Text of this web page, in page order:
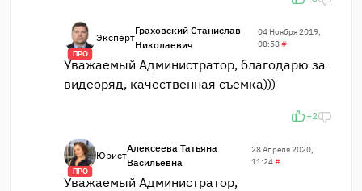
ПРО
Эксперт
Граховский Станислав
Николаевич
04 Ноября 2019,
08:58#
Уважаемый Администратор, благодарю за
видеоряд, качественная съемка)))
+2
ПРО
Юрист
Алексеева Татьяна
Васильевна
28 Апреля 2020,
11:24#
Уважаемый Администратор,